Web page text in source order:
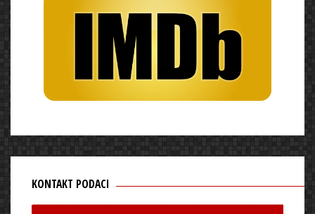
KONTAKT PODACI